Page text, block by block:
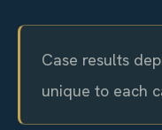
Case results
unique to each